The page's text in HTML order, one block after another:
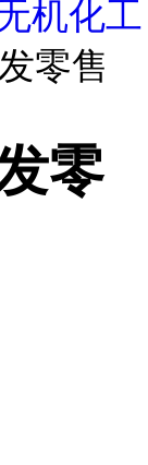
机化工
零售
零